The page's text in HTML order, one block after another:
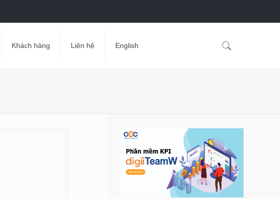
Khách hàng Liên hệ English